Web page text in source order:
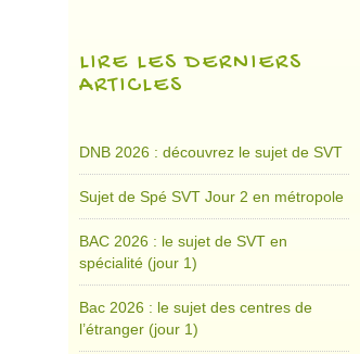
LIRE LES DERNIERS
ARTICLES
DNB 2026 : découvrez le sujet de SVT
Sujet de Spé SVT Jour 2 en métropole
BAC 2026 : le sujet de SVT en
spécialité (jour 1)
Bac 2026 : le sujet des centres de
l’étranger (jour 1)